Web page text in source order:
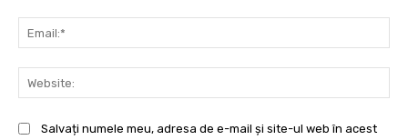
Salvați numele meu, adresa de e-mail și site-ul web în acest